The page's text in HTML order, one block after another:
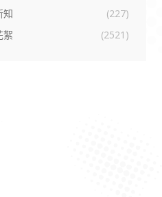
知
(227)
絮
(2521)